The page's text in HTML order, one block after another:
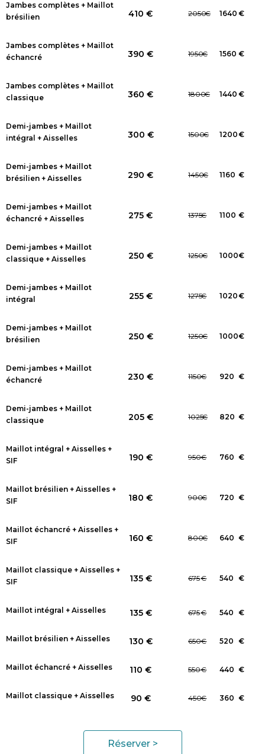
Jambes complètes + Maillot
brésilien
410 € 2050€ 1640 €
Jambes complètes + Maillot
échancré
390 € 1950€ 1560 €
Jambes complètes + Maillot
classique
360 € 1800€ 1440 €
Demi-jambes + Maillot
intégral + Aisselles
300 € 1500€ 1200€
Demi-jambes + Maillot
brésilien + Aisselles
290 € 1450€ 1160 €
Demi-jambes + Maillot
échancré + Aisselles
275 € 1375€ 1100 €
Demi-jambes + Maillot
classique + Aisselles
250 € 1250€ 1000€
Demi-jambes + Maillot
intégral
255 € 1275€ 1020€
Demi-jambes + Maillot
brésilien
250 € 1250€ 1000€
Demi-jambes + Maillot
échancré
230 € 1150€ 920 €
Demi-jambes + Maillot
classique
205 € 1025€ 820 €
Maillot intégral + Aisselles +
SIF
190 € 950€ 760 €
Maillot brésilien + Aisselles +
SIF
180 € 900€ 720 €
Maillot échancré + Aisselles +
SIF
160 € 800€ 640 €
Maillot classique + Aisselles +
SIF
135 € 675€ 540 €
Maillot intégral + Aisselles 135 € 675€ 540 €
Maillot brésilien + Aisselles 130 € 650€ 520 €
Maillot échancré + Aisselles 110 € 550€ 440 €
Maillot classique + Aisselles 90 € 450€ 360 €
Réserver >